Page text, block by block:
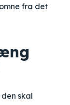
fra det
skal